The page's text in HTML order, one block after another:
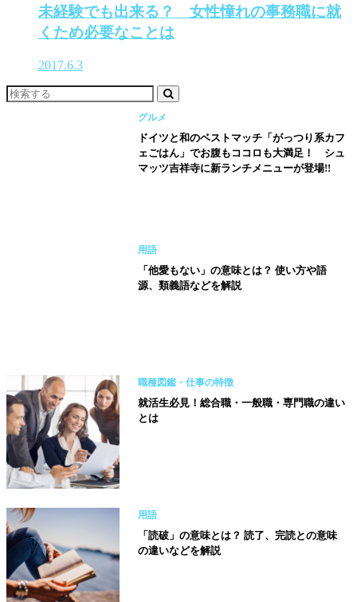
未経験でも出来る？ 女性憧れの事務職に就
くため必要なことは
2017.6.3
グルメ
ドイツと和のベストマッチ「がっつり系カフ
ェごはん」でお腹もココロも大満足！ シュ
マッツ吉祥寺に新ランチメニューが登場!!
用語
「他愛もない」の意味とは？ 使い方や語
源、類義語などを解説
職種図鑑・仕事の特徴
就活生必見！総合職・一般職・専門職の違い
とは
用語
「読破」の意味とは？ 読了、完読との意味
の違いなどを解説